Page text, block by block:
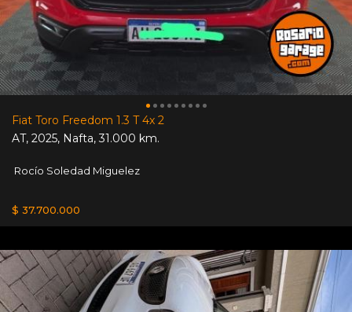
Fiat Toro Freedom 1.3 T 4x 2
AT, 2025, Nafta,31.000 km.
Rocío Soledad Miguelez
$ 37.700.000